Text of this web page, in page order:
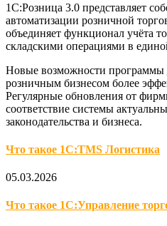
1С:Розница 3.0 представляет
автоматизации розничной
объединяет функционал учёта
складскими операциями в
Новые возможности программы
розничным бизнесом более
Регулярные обновления от
соответствие системы
законодательства и бизнеса.
Что такое 1С:TMS Логистика
05.03.2026
Что такое 1С:Управление